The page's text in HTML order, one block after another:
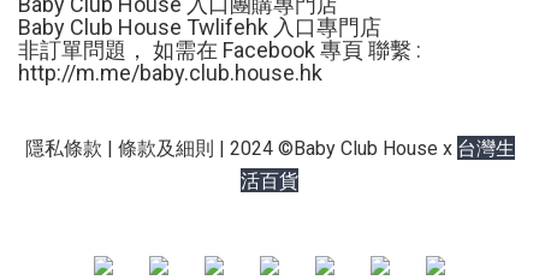
Baby Club House Twlifehk 入口專門店
非訂單問題， 如需在 Facebook 專頁 聯繫 :
http://m.me/baby.club.house.hk
隱私條款 | 條款及細則 | 2024 ©Baby Club House x 台灣生
活百貨